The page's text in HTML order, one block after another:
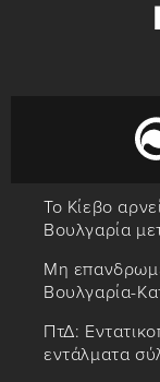
Το Κίεβο
Βουλγαρία
Μη
Βουλγαρία-
ΠτΔ:
εντάλματα